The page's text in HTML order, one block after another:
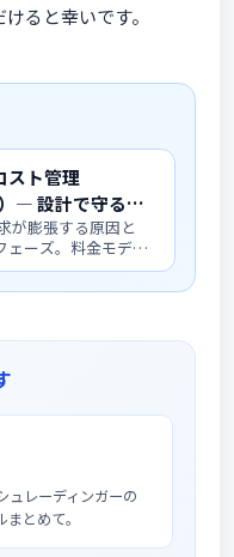
ると幸いです。
スト管理
― 設計で守る・
― 生成AI時代のア
ャ超入門
が膨張する原因と
ェーズ。料金モデ
・規模別の管理レベ
に増える新しいコス
ュレーディンガーの
とめて。